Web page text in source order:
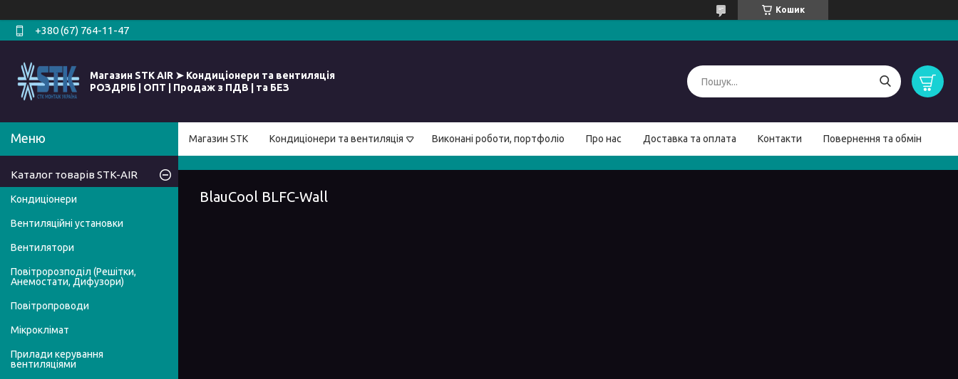
Кошик
+380 (67) 764-11-47
Магазин STK AIR ➤ Кондиціонери та вентиляція
РОЗДРІБ | ОПТ | Продаж з ПДВ | та БЕЗ
Магазин STK Кондиціонери та вентиляція Виконані роботи, портфоліо Про нас Доставка та оплата Контакти Повернення та обмін
BlauCool BLFC-Wall
Каталог товарів STK-AIR
Кондиціонери
Вентиляційні установки
Вентилятори
Повітророзподіл (Решітки,
Анемостати, Дифузори)
Повітропроводи
Мікроклімат
Прилади керування
вентиляціями